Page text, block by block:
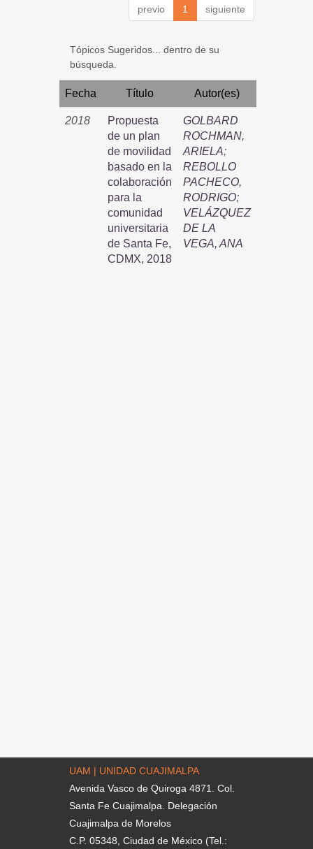
previo 1 siguiente
Tópicos Sugeridos... dentro de su
búsqueda.
Fecha Título Autor(es)
2018
Propuesta
de un plan
de movilidad
basado en la
colaboración
para la
comunidad
universitaria
de Santa Fe,
CDMX, 2018
GOLBARD
ROCHMAN,
ARIELA;
REBOLLO
PACHECO,
RODRIGO;
VELÁZQUEZ
DE LA
VEGA, ANA
UAM | UNIDAD CUAJIMALPA
Avenida Vasco de Quiroga 4871. Col.
Santa Fe Cuajimalpa. Delegación
Cuajimalpa de Morelos
C.P. 05348, Ciudad de México (Tel.: